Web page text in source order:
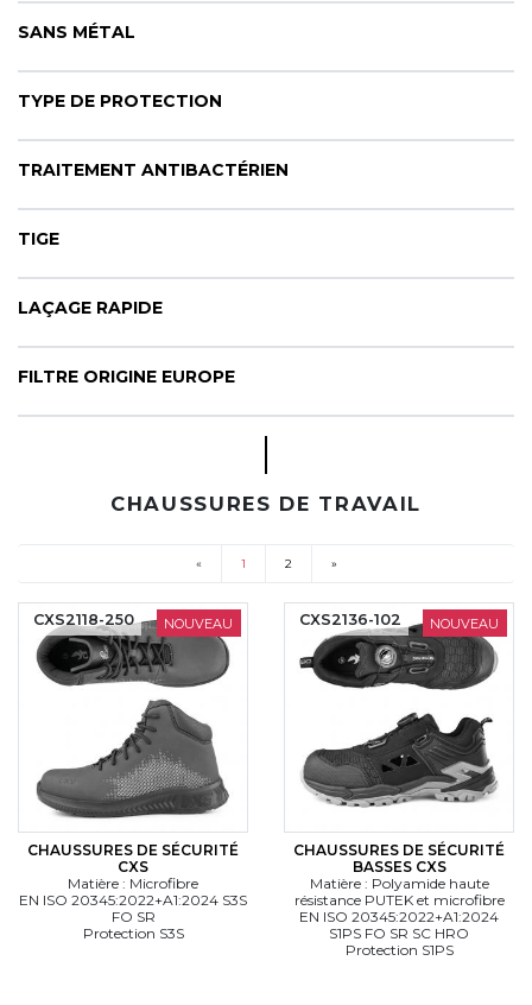
SANS MÉTAL
TYPE DE PROTECTION
TRAITEMENT ANTIBACTÉRIEN
TIGE
LAÇAGE RAPIDE
FILTRE ORIGINE EUROPE
CHAUSSURES DE TRAVAIL
«
1
2 »
NOUVEAU
CHAUSSURES DE SÉCURITÉ
CXS
Matière : Microfibre
EN ISO 20345:2022+A1:2024 S3S
FO SR
Protection S3S
CXS2118-250 NOUVEAU
CHAUSSURES DE SÉCURITÉ
BASSES CXS
Matière : Polyamide haute
résistance PUTEK et microfibre
EN ISO 20345:2022+A1:2024
S1PS FO SR SC HRO
Protection S1PS
CXS2136-102